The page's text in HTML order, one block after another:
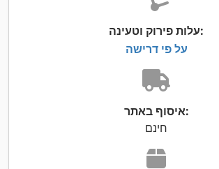
עלות פירוק וטעינה:
על פי דרישה
איסוף באתר:
חינם